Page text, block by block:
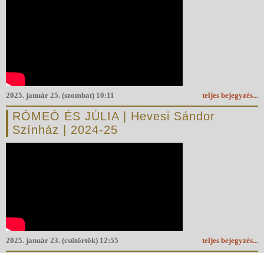
teljes bejegyzés...
2025. január 25. (szombat) 10:11
RÓMEÓ ÉS JÚLIA | Hevesi Sándor
Színház | 2024-25
teljes bejegyzés...
2025. január 23. (csütörtök) 12:55